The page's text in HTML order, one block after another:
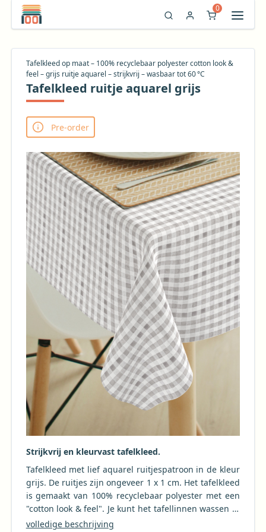
0
Tafelkleed op maat – 100% recyclebaar polyester cotton look &
feel – grijs ruitje aquarel – strijkvrij – wasbaar tot 60 °C
Tafelkleed ruitje aquarel grijs
Pre-order
Strijkvrij en kleurvast tafelkleed.
Tafelkleed met lief aquarel ruitjespatroon in de kleur
grijs. De ruitjes zijn ongeveer 1 x 1 cm. Het tafelkleed
is gemaakt van 100% recyclebaar polyester met een
"cotton look & feel". Je kunt het tafellinnen wassen in
de wasmachine tot maar liefst 60 graden, zodat de
volledige beschrijving